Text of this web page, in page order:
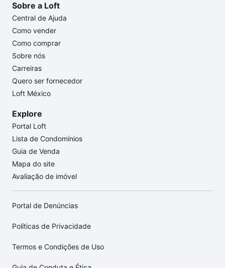
Sobre a Loft
Central de Ajuda
Como vender
Como comprar
Sobre nós
Carreiras
Quero ser fornecedor
Loft México
Explore
Portal Loft
Lista de Condomínios
Guia de Venda
Mapa do site
Avaliação de imóvel
Portal de Denúncias
Políticas de Privacidade
Termos e Condições de Uso